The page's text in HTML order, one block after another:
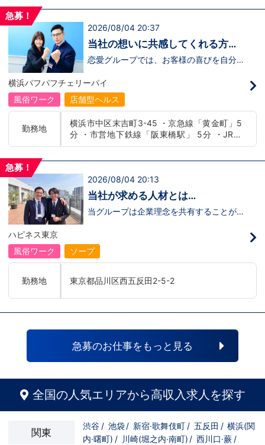
非ご覧ください(^^)鳥取米子で 「オトコの
480万円＋目標達成報奨金100万円☆※今
だけ限定引越し代も当社負担！！！
であればOK！②ご自身の車持ち込み
用時は時給変動あり）「今すぐ稼ぎた
い！」「業界に興味はあるけどちょっと不
安...」「運転が好き！」という方、大歓
迎！スピード採用中につき、ご応募はお急
喜びを自分自身の喜びに感じられるような
人物を求めています！・接客が好き・お客
様が笑顔になると自分も嬉しい・お客様だ
けでなく、働く仲間もキャストさんも笑顔
為にはどうしたらいいのか？を考えられる
上記のような方が当グループでは活躍の場
を広げています。他にも…・失敗しても諦
い！・環境を変えてチャレンジしたい！・
経験がないからダメという事は一切なく、
自分の将来のビジョンの為にこうしたい！
こうなりたい！と強い意志を持ってる方に
も平等にチャンスがある職場になっていま
と求めてる人物像と自分は違うかも…？」
と思う方もいると思います。ですが、よく
が少ないと思います。ココは自分にも当て
はまる！で十分なんです。まずは応募し
て、面接時にあなたの想いを聞かせてくだ
いただきます。その話の中で共感できる
■横浜エリア：神奈川県横浜市中区 ・京急線
黄金町駅、日ノ出町駅 ・市営地下鉄阪東橋
駅、伊勢佐木長者町駅 ・JR横浜線関内駅 ■札
幌エリア：北海道札幌市 地下鉄南北線すすき
の駅
急募！
2026/08/04 20:37
当社の想いに共感してくれる方、
大募集‼
恋愛グループでは、お客様の喜びを自分自
います！・接客が好き・お客様が笑顔にな
ると自分も嬉しい・お客様だけでなく、働
く仲間もキャストさんも笑顔になると嬉し
い・喜んで(楽しんで)もらう為にはどうし
方が当グループでは活躍の場を広げていま
す。他にも…・失敗しても諦めない！・と
にかくやる気だけは負けない！・環境を変
をあげたい！など。接客業経験がないから
ジョンの為にこうしたい！こうなりたい！
と強い意志を持ってる方にも平等にチャン
スがある職場になっています。その為、未
経験からの応募も大歓迎です。今働いてる
と思います。ですが、よく考えてくださ
い。全てが当てはまる人の方が少ないと思
分なんです。まずは応募して、面接時にあ
なたの想いを聞かせてください。その後、
私たちの想いを説明させていただきます。
と思います。ご応募お待ちしておりま
横浜パフパフチェリーパイ
風俗ワーク
店舗型ヘルス
勤務地
横浜市中区末吉町3-45 ・京急線「黄金町」5
分 ・市営地下鉄線「阪東橋駅」 5分 ・JR線
「関内駅」15分
急募！
2026/08/04 20:13
当社が求める人材とは…
当グループは企業理念を共有することがで
ます！！』つまり…【店長/幹部】の空き
枠があるってことです。実際に働いてみ
職者になれない(´;ω;｀)なんて経験はあり
ませんか？？当グループは年功序列ではな
く実力主義です。頑張り次第でいくらでも
のある方には必要な席をしっかりご用意で
入社後、最短で8ヶ月で店長になった先輩
もいます。その先輩のあとにアナタも続き
ませんか！？勿論、男性だけではなく女性
も活躍中。ハピネスグループ初の女性店長
イトレジャー業界だからといって一般大手
企業様に引けを取らない体制で取り組んで
いる会社です。そのため、誰もが安心して
入社・勤務のできる環境なのです。それで
もまだ不安だな…と思う方は是非オフィシ
ャルサイトをご覧下さい。
【https://happiness-group.biz/】※お手
ハピネス東京
風俗ワーク
ソープ
勤務地 東京都品川区西五反田2-5-2
急募のお仕事をもっと見る
全国の人気エリアから高収入求人を探す
関東
渋谷 / 池袋 / 新宿·歌舞伎町 / 五反田 / 横浜(関
内·曙町) / 川崎(堀之内·南町) / 西川口·蕨 /